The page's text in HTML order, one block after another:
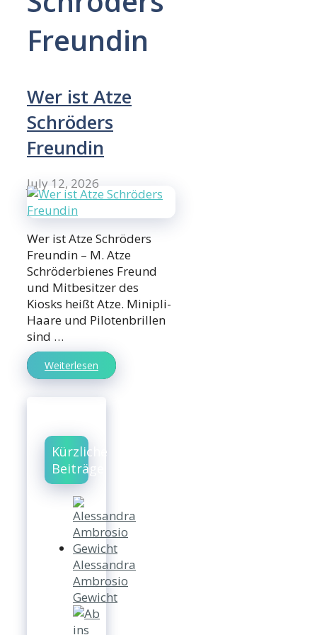
Freundin
Wer ist Atze
Schröders
Freundin
July 12, 2026
Wer ist Atze Schröders
Freundin – M. Atze
Schröderbienes Freund
und Mitbesitzer des
Kiosks heißt Atze. Minipli-
Haare und Pilotenbrillen
sind …
Weiterlesen
Kürzliche
Beiträge
Alessandra
Ambrosio
Gewicht